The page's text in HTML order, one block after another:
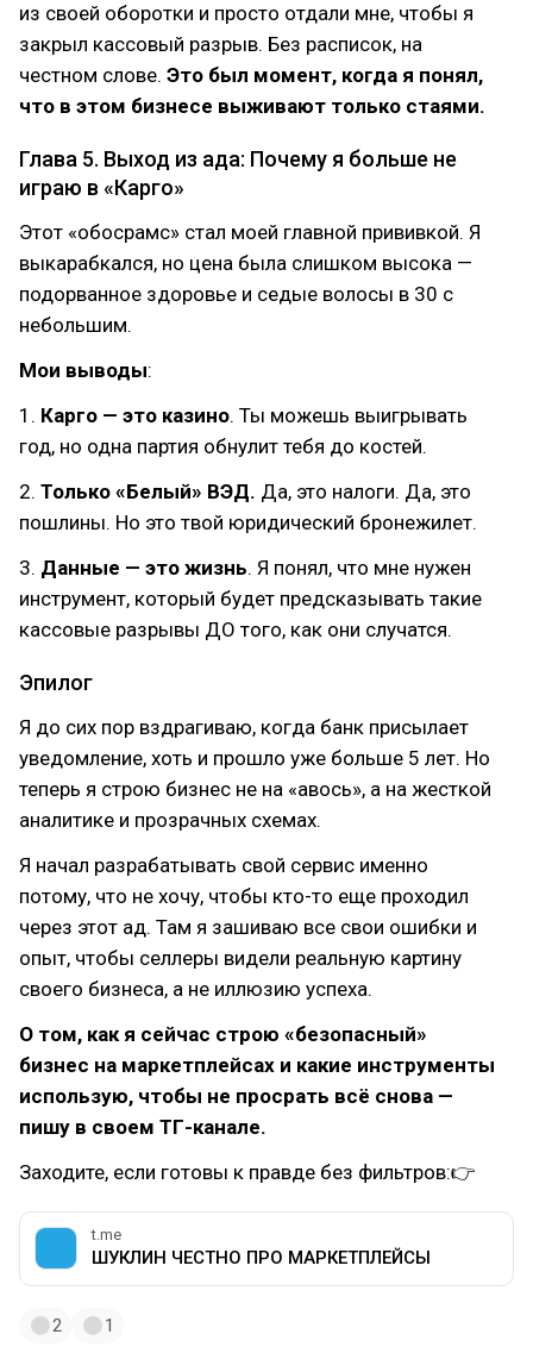
из своей оборотки и просто отдали мне, чтобы я
закрыл кассовый разрыв. Без расписок, на
честном слове. Это был момент, когда я понял,
что в этом бизнесе выживают только стаями.
Глава 5. Выход из ада: Почему я больше не
играю в «Карго»
Этот «обосрамс» стал моей главной прививкой. Я
выкарабкался, но цена была слишком высока —
подорванное здоровье и седые волосы в 30 с
небольшим.
Мои выводы:
1. Карго — это казино. Ты можешь выигрывать
год, но одна партия обнулит тебя до костей.
2. Только «Белый» ВЭД. Да, это налоги. Да, это
пошлины. Но это твой юридический бронежилет.
3. Данные — это жизнь. Я понял, что мне нужен
инструмент, который будет предсказывать такие
кассовые разрывы ДО того, как они случатся.
Эпилог
Я до сих пор вздрагиваю, когда банк присылает
уведомление, хоть и прошло уже больше 5 лет. Но
теперь я строю бизнес не на «авось», а на жесткой
аналитике и прозрачных схемах.
Я начал разрабатывать свой сервис именно
потому, что не хочу, чтобы кто-то еще проходил
через этот ад. Там я зашиваю все свои ошибки и
опыт, чтобы селлеры видели реальную картину
своего бизнеса, а не иллюзию успеха.
О том, как я сейчас строю «безопасный»
бизнес на маркетплейсах и какие инструменты
использую, чтобы не просрать всё снова —
пишу в своем ТГ-канале.
Заходите, если готовы к правде без фильтров:👉
t.me
ШУКЛИН ЧЕСТНО ПРО МАРКЕТПЛЕЙСЫ
2 1